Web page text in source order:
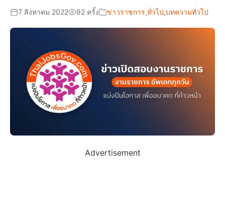
7 สิงหาคม 2022 92 ครั้ง ข่าวราชการ,ทั่วไป,บทความทั่วไป
Advertisement